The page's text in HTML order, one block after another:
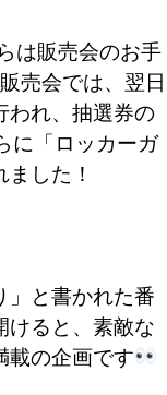
は販売会のお手
売会では、翌日
われ、抽選券の
に「ロッカーガ
した！
」と書かれた番
けると、素敵な
載の企画です